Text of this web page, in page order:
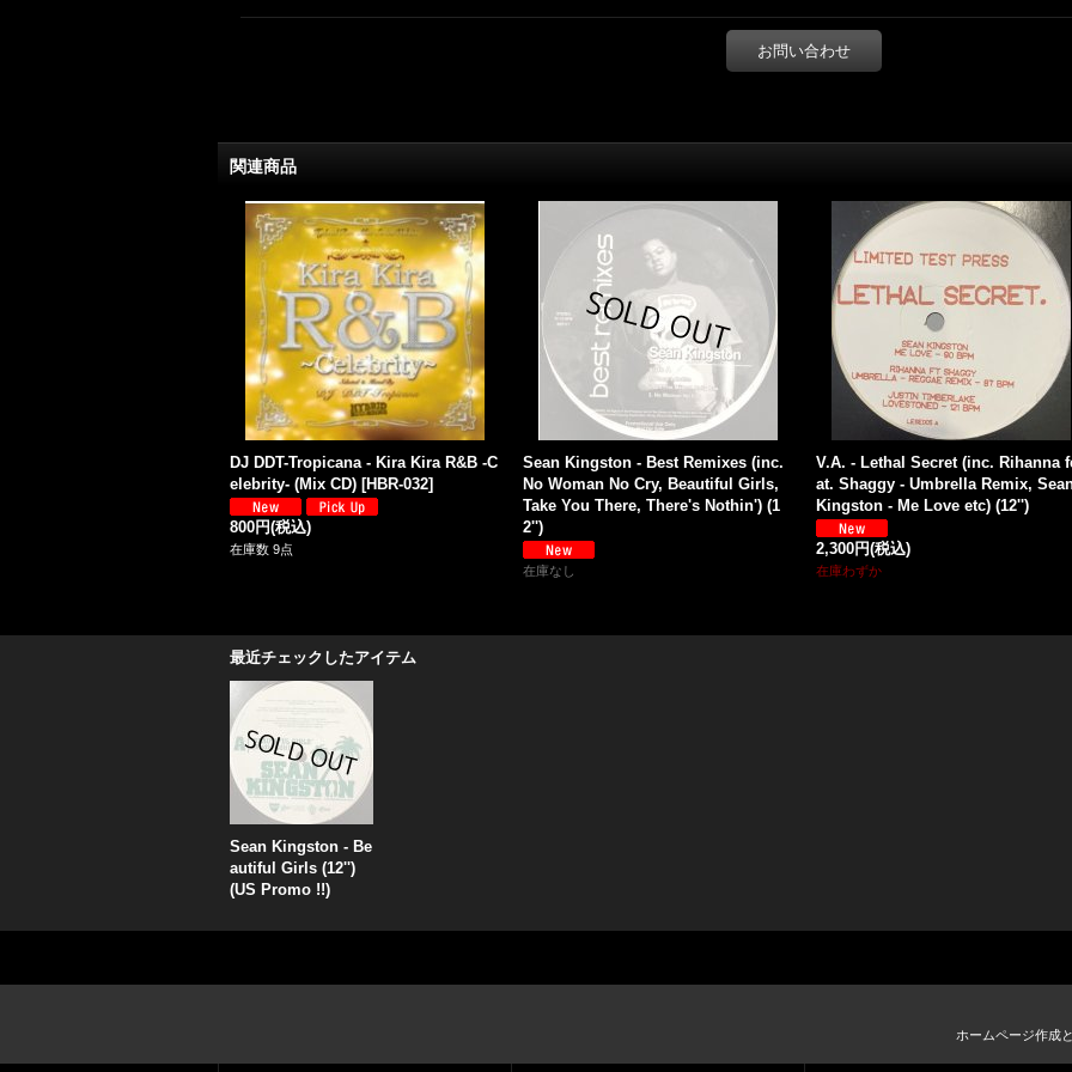
お問い合わせ
関連商品
DJ DDT-Tropicana - Kira Kira R&B -C
elebrity- (Mix CD) [HBR-032]
800円(税込)
在庫数 9点
Sean Kingston - Best Remixes (inc.
No Woman No Cry, Beautiful Girls,
Take You There, There's Nothin') (1
2'')
在庫なし
V.A. - Lethal Secret (inc. Rihanna
at. Shaggy - Umbrella Remix,
Kingston - Me Love etc) (12'')
2,300円(税込)
在庫わずか
最近チェックしたアイテム
Sean Kingston - Be
autiful Girls (12'')
(US Promo !!)
ホームページ作成